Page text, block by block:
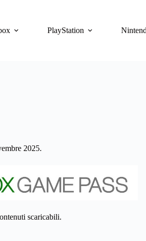
PlayStation
2025.
scaricabili.